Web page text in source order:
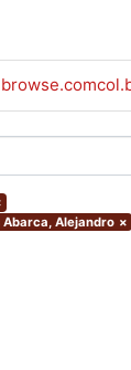
Alejandro ×